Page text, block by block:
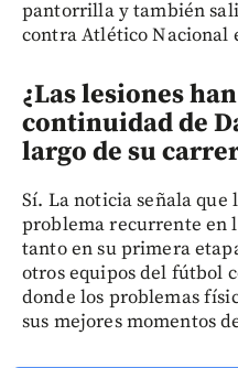
pantorrilla y también
contra Atlético Nacional
¿Las lesiones
continuidad de
largo de su
Sí. La noticia señala que
problema recurrente en
tanto en su primera
otros equipos del fútbol
donde los problemas
sus mejores momentos